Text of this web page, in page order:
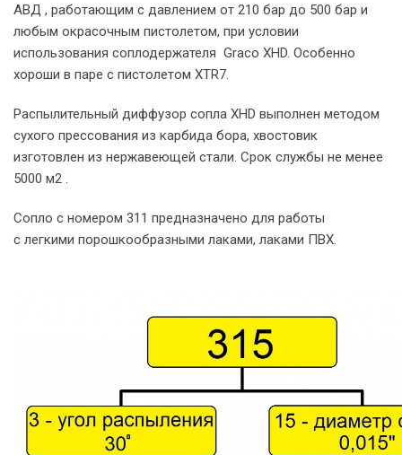
АВД , работающим с давлением от 210 бар до 500 бар и
любым окрасочным пистолетом, при условии
использования соплодержателя Graco XHD. Особенно
хороши в паре с пистолетом XTR7.
Распылительный диффузор сопла XHD выполнен методом
сухого прессования из карбида бора, хвостовик
изготовлен из нержавеющей стали. Срок службы не менее
5000 м2 .
Сопло с номером 311 предназначено для работы
с легкими порошкообразными лаками, лаками ПВХ.